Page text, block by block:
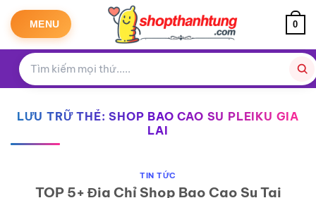
qua
dung
MENU 0
LƯU TRỮ THẺ:SHOP BAO CAO SU PLEIKU GIA
LAI
TIN TỨC
TOP 5+ Địa Chỉ Shop Bao Cao Su Tại